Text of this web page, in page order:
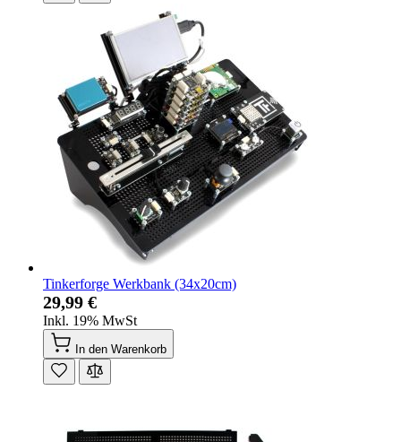
Tinkerforge Werkbank (34x20cm)
29,99 €
Inkl. 19% MwSt
In den Warenkorb